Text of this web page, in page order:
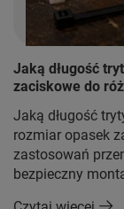
Jaką długość
zaciskowe do
Jaką długość
rozmiar opasek
zastosowań
bezpieczny